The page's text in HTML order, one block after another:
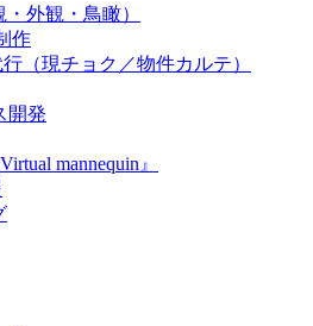
外観・鳥瞰）
作
（現チョク／物件カルテ）
開発
mannequin』